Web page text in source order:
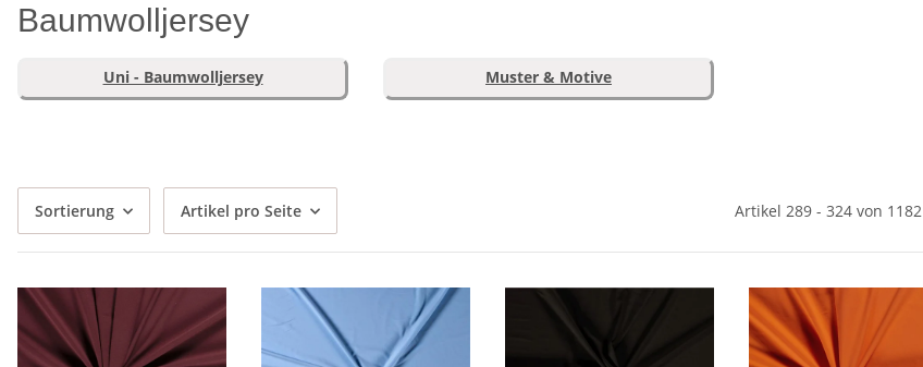
Baumwolljersey
Uni - Baumwolljersey Muster & Motive
Sortierung Artikel pro Seite Artikel 289 - 324 von 1182